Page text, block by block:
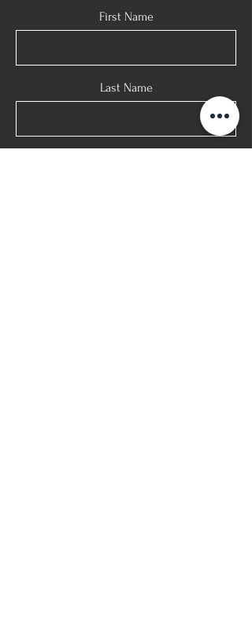
First Name
Last Name